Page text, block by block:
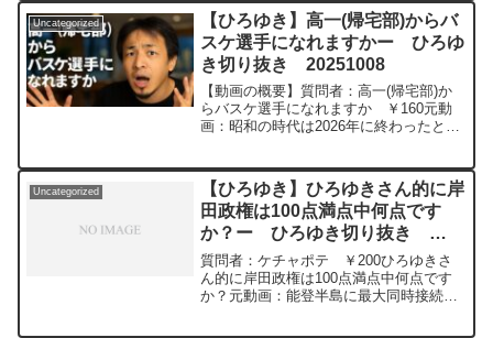
D21
https://www.youtube.com/watch?
v=wBbQ9cp_Mx8***************************
***************ひろゆきさんの動画で、寄
せられた質問について、一問一答形式に
してみました。過去にこんな質問してる
かな？と気になったことがあれば、下記
のサイトから検索してみてください。
多くの質問を今後も編集し、アップロー
ドしていきますので、使いやすいと感じ
て頂けたら、いいね！やチャンネル登録
をよろしくお願いします。
Uncategorized
【ひろゆき】高一(帰宅部)からバ
スケ選手になれますかー ひろゆ
き切り抜き 20251008
【動画の概要】質問者：高一(帰宅部)か
らバスケ選手になれますか ￥160元動
画：昭和の時代は2026年に終わったと言
で、寄せられた質問について、一問一
答...
Uncategorized
【ひろゆき】ひろゆきさん的に岸
田政権は100点満点中何点です
か？ー ひろゆき切り抜き
20240111
質問者：ケチャポテ ￥200ひろゆきさ
ん的に岸田政権は100点満点中何点です
か？元動画：能登半島に最大同時接続